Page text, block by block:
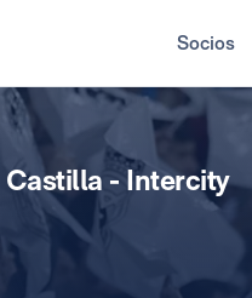
Socios
- Intercity